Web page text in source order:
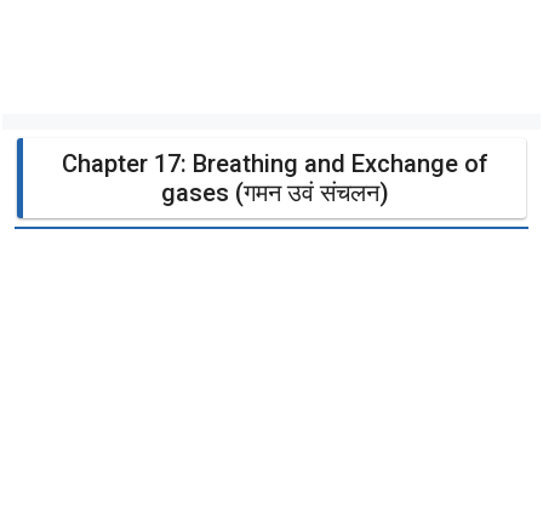
Chapter 17: Breathing and Exchange of
gases (गमन उवं संचलन)